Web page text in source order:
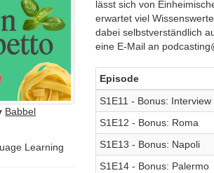
Babbel
Learning
lässt sich von
erwartet viel
dabei selbstverständlich
eine E-Mail an
Episode
S1E11 - Bonus: Interview
S1E12 - Bonus: Roma
S1E13 - Bonus: Napoli
S1E14 - Bonus: Palermo